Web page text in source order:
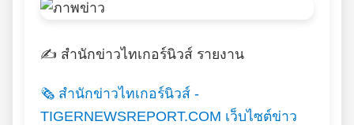
✍️ สำนักข่าวไทเกอร์นิวส์ รายงาน
🗞️ สำนักข่าวไทเกอร์นิวส์ -
TIGERNEWSREPORT.COM เว็บไซต์ข่าว